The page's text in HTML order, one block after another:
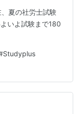
夏の社労士試験
いよ試験まで180
Studyplus